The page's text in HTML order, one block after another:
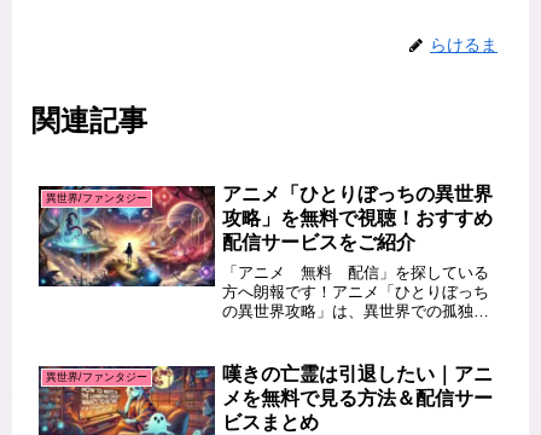
らけるま
関連記事
異世界/ファンタジー
アニメ「ひとりぼっちの異世界
攻略」を無料で視聴！おすすめ
配信サービスをご紹介
「アニメ 無料 配信」を探している
方へ朗報です！アニメ「ひとりぼっち
の異世界攻略」は、異世界での孤独な
のではないでしょうか？この記事で
は、「ひとりぼっちの異世界攻略」を
無料...
異世界/ファンタジー
嘆きの亡霊は引退したい｜アニ
メを無料で見る方法＆配信サー
ビスまとめ